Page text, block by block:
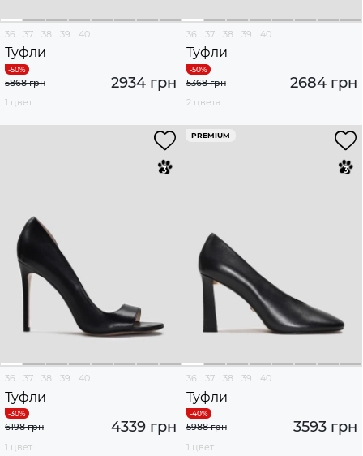
36 37 38 39 40
Туфли
2934 грн
5868 грн
1 цвет
36 37 38 39 40
Туфли
2684 грн
5368 грн
2 цвета
36 37 38 39 40
Туфли
4339 грн
6198 грн
1 цвет
PREMIUM
36 37 38 39 40
Туфли
3593 грн
5988 грн
1 цвет